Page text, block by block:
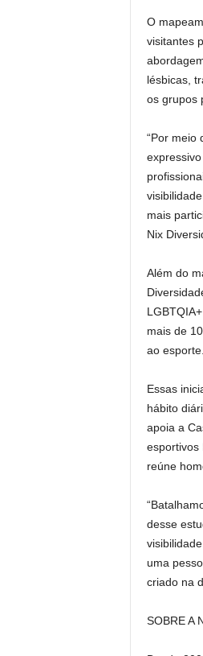
O
visitantes
lésbicas,
os grupos
“Por meio
mais
Nix
Além do
mais de
ao esporte.
Essas
hábito
apoia a
esportivos
reúne
desse
uma
criado na
SOBRE A